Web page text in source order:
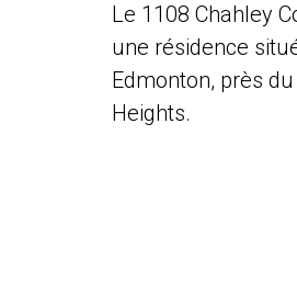
Le 1108 Chahley
une résidence
Edmonton, près
Heights.